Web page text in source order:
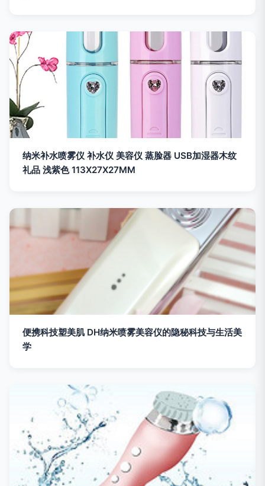
纳米补水喷雾仪 补水仪 美容仪 蒸脸器 USB加湿器木纹
礼品 浅紫色 113X27X27MM
便携科技塑美肌 DH纳米喷雾美容仪的隐秘科技与生活美
学